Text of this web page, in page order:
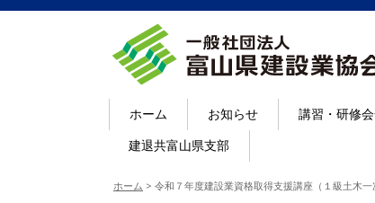
ホーム お知らせ 講習・研修
建退共富山県支部
ホーム > 令和７年度建設業資格取得支援講座（１級土木